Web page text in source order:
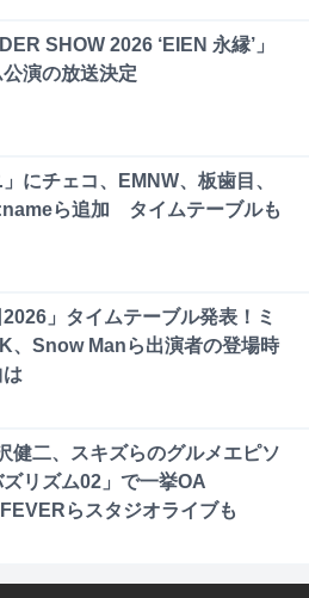
SHOW 2026 ‘EIEN 永縁’」
演の放送決定
」にチェコ、EMNW、板歯目、
ら追加 タイムテーブルも
2026」タイムテーブル発表！ミ
、Snow Manら出演者の登場時
健二、スキズらのグルメエピソ
ズリズム02」で一挙OA
らスタジオライブも